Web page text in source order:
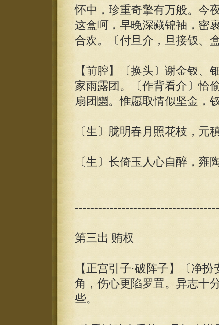
怀中，珍重奇擎有万般。今
这盒呵，早晚深藏锦袖，密
合欢。〔付旦介，旦接钗、
【前腔】〔换头〕谢金钗、
家雨露团。〔作背看介〕恰
扇团圞。惟愿取情似坚金，
〔生〕胧明春月照花枝，元
〔生〕长倚玉人心自醉，雍
第三出 贿权
【正宫引子·破阵子】〔净
角，伤心更陷罗罝。异志十
些。